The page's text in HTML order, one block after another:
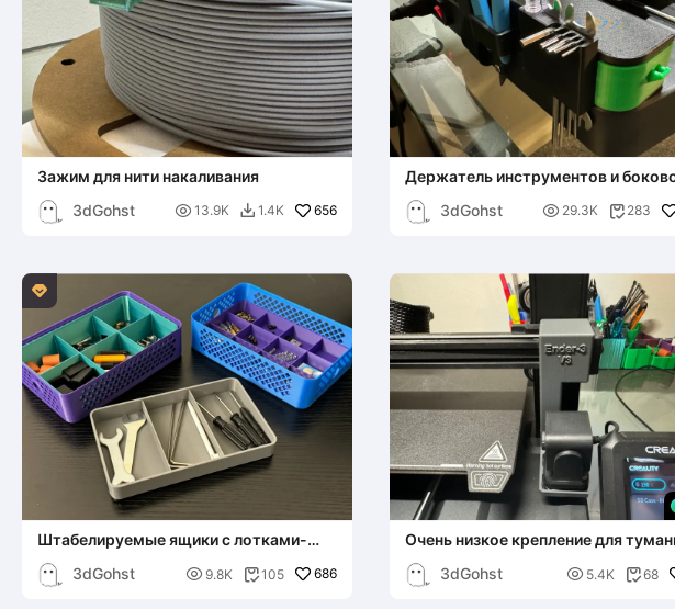
Зажим для нити накаливания
3dGohst
 13.9K  1.4K 656
Держатель инструментов и
KE/SE3dGohst  29.3K  283

Штабелируемые ящики с лотками-
3dGohst
 9.8K 105 686
Очень низкое крепление для
3dGohst
 5.4K 68